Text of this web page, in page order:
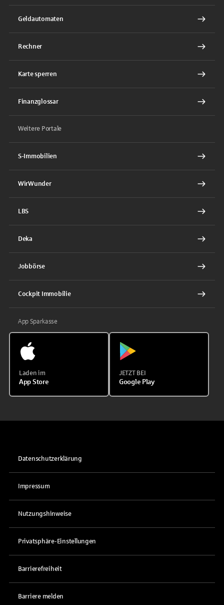
Geldautomaten
Rechner
Karte sperren
Finanzglossar
Weitere Portale
S-Immobilien
WirWunder
LBS
Deka
Jobbörse
Cockpit Immobilie
App Sparkasse
Laden im
App Store
JETZT BEI
Google Play
Datenschutzerklärung
Impressum
Nutzungshinweise
Privatsphäre-Einstellungen
Barrierefreiheit
Barriere melden